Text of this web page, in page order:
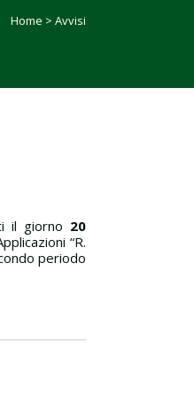
Home > Avvisi
il giorno 20
“R.
periodo